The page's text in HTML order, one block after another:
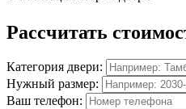
Рассчитать
Категория двери:
Нужный размер:
Ваш телефон: